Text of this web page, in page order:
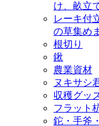
け、畝立
レーキ付
の草集め
根切り
鍬
農業資材
ヌキサシ
収穫グッ
フラット
鉈・手斧